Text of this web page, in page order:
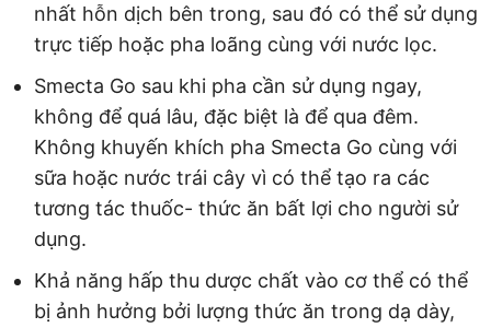
nhất hỗn dịch bên trong, sau đó có thể sử dụng
trực tiếp hoặc pha loãng cùng với nước lọc.
Smecta Go sau khi pha cần sử dụng ngay,
không để quá lâu, đặc biệt là để qua đêm.
Không khuyến khích pha Smecta Go cùng với
sữa hoặc nước trái cây vì có thể tạo ra các
tương tác thuốc- thức ăn bất lợi cho người sử
dụng.
Khả năng hấp thu dược chất vào cơ thể có thể
bị ảnh hưởng bởi lượng thức ăn trong dạ dày,